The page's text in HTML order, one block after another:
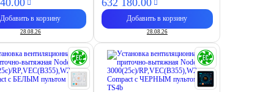
00
Добавить в корзину
28.08.26
632 180.00
Добавить в корзину
28.08.26